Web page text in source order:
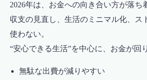
2026年は、お金への向き合い方が落ち
収支の見直し、生活のミニマル化、ス
使わない。
“安心できる生活”を中心に、お金が回
無駄な出費が減りやすい